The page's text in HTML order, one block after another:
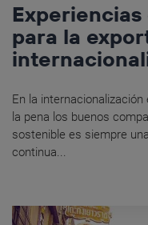
para la
En la
la pena los buenos
sostenible es siempre
continua...